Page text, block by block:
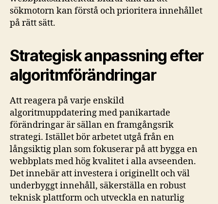
sökmotorn kan förstå och prioritera innehållet
på rätt sätt.
Strategisk anpassning efter
algoritmförändringar
Att reagera på varje enskild
algoritmuppdatering med panikartade
förändringar är sällan en framgångsrik
strategi. Istället bör arbetet utgå från en
långsiktig plan som fokuserar på att bygga en
webbplats med hög kvalitet i alla avseenden.
Det innebär att investera i originellt och väl
underbyggt innehåll, säkerställa en robust
teknisk plattform och utveckla en naturlig